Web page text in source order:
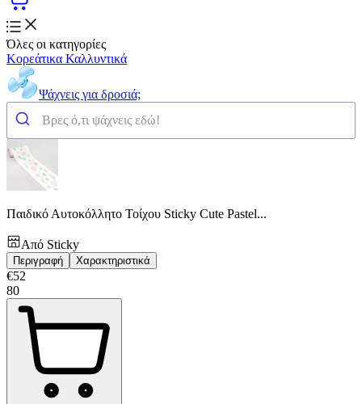
Όλες οι κατηγορίες
Κορεάτικα Καλλυντικά
Ψάχνεις για δροσιά;
Παιδικό Αυτοκόλλητο Τοίχου Sticky Cute Pastel...
Από Sticky
Περιγραφή Χαρακτηριστικά
€52
80